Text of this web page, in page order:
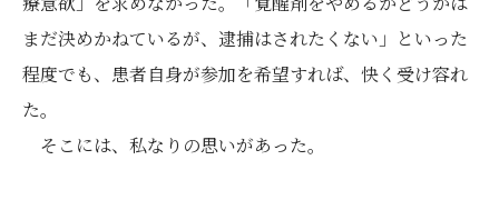
まだ決めかねているが、逮捕はされたくない」といった
程度でも、患者自身が参加を希望すれば、快く受け容れ
た。
そこには、私なりの思いがあった。